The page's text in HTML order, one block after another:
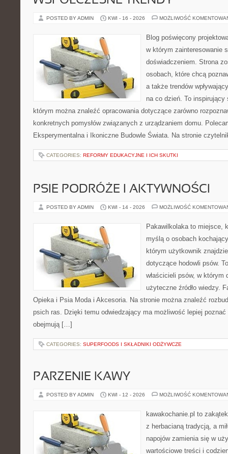
POSTED BY ADMIN KWI - 16 - 2026 MOŻLIWOŚĆ
Blog poświęcony
w którym zainteresowanie
doświadczeniem. Strona
osobach, które chcą
a także trendów
na co dzień. To
którym można znaleźć opracowania dotyczące zarówno
konkretnych pomysłów związanych z urządzaniem domu.
Eksperymentalna i Ikoniczne Budowle Świata. Na stronie
CATEGORIES: REFORMY EDUKACYJNE I ICH SKUTKI
PSIE PODRÓŻE I AKTYWNOŚCI
POSTED BY ADMIN KWI - 14 - 2026 MOŻLIWOŚĆ
Pakawilkolaka to miejsce,
myślą o osobach
którym użytkownik
dotyczące hodowli psów.
właścicieli psów, w którym
użyteczne źródło wiedzy.
Opieka i Psia Moda i Akcesoria. Na stronie można znaleźć
psich ras. Dzięki temu odwiedzający ma możliwość lepiej
obejmują […]
CATEGORIES: SUPERFOODS I SKŁADNIKI ODŻYWCZE
PARZENIE KAWY
POSTED BY ADMIN KWI - 12 - 2026 MOŻLIWOŚĆ
kawakochanie.pl to
z herbacianą tradycją, a
napojów zamienia się w
wartościowe treści i